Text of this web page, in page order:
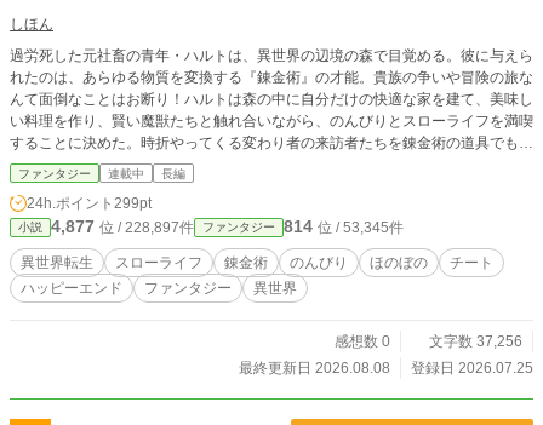
しほん
過労死した元社畜の青年・ハルトは、異世界の辺境の森で目覚める。彼に与えら
れたのは、あらゆる物質を変換する『錬金術』の才能。貴族の争いや冒険の旅な
んて面倒なことはお断り！ハルトは森の中に自分だけの快適な家を建て、美味し
い料理を作り、賢い魔獣たちと触れ合いながら、のんびりとスローライフを満喫
することに決めた。時折やってくる変わり者の来訪者たちを錬金術の道具でもて
なしつつ、ハルトの穏やかで少し不思議な日常が始まる。これは、世界最強の力
を持つ男が、誰にも縛られず、ただただ自分の幸せを追求する、癒やしの異世界
ライフ物語。
ファンタジー 連載中 長編
24h.ポイント 299pt
小説 4,877 位 / 228,897件 ファンタジー 814 位 / 53,345件
異世界転生 スローライフ 錬金術 のんびり ほのぼの
チート
ハッピーエンド
ファンタジー 異世界
感想数 0
文字数 37,256
最終更新日 2026.08.08
登録日 2026.07.25